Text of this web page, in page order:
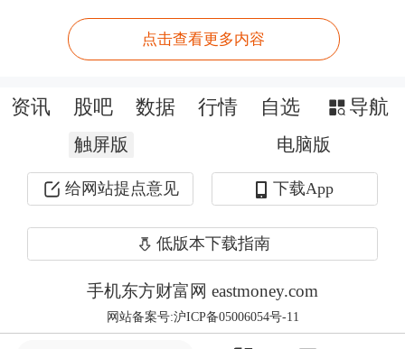
体验；通过全面开放开发者接口，打造
来前所未有的智能生活体验。
恒大汽车通过与MAGNA、EDAG、
AVL等全球汽车技术龙头深入合作，拥
有世界顶级的新能源汽车研发技术，而
腾讯在互联网生态、车联网、
大数据等领域居全球领先水平。此
点击查看更多内容
资讯 股吧 数据 行情 自选 导航
触屏版 电脑版
给网站提点意见 下载App
低版本下载指南
手机东方财富网 eastmoney.com
网站备案号:沪ICP备05006054号-11